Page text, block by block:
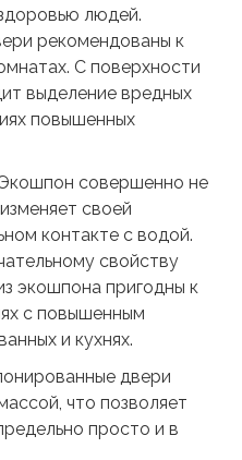
людей.
рекомендованы к
С поверхности
выделение вредных
повышенных
Экошпон совершенно не
своей
контакте с водой.
свойству
экошпона пригодны к
с повышенным
и кухнях.
двери
что позволяет
просто и в